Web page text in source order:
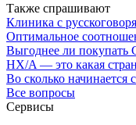
Также спрашивают
Клиника с
Оптимальное
Выгоднее ли покупать
HX/A — это какая
Во сколько начинается
Все вопросы
Сервисы